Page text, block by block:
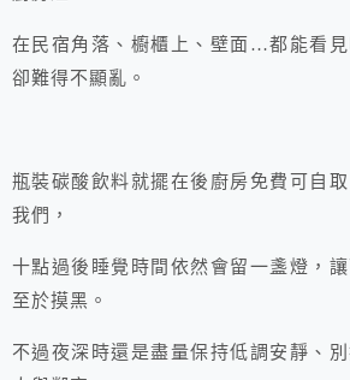
在民宿角落、櫥櫃上、壁面…都能看
卻難得不顯亂。
瓶裝碳酸飲料就擺在後廚房免費可自
我們，
十點過後睡覺時間依然會留一盞燈，
至於摸黑。
不過夜深時還是盡量保持低調安靜、